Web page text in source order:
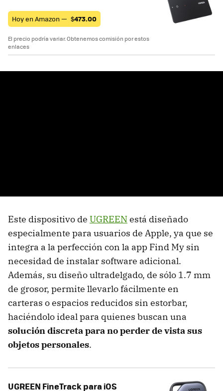
Hoy en Amazon — $473.00
El precio podría variar. Obtenemos comisión por estos
enlaces
Este dispositivo de UGREENestá diseñado
especialmente para usuarios de Apple, ya que se
integra a la perfección con la app Find My sin
necesidad de instalar software adicional.
Además, su diseño ultradelgado, de sólo 1.7 mm
de grosor, permite llevarlo fácilmente en
carteras o espacios reducidos sin estorbar,
haciéndolo ideal para quienes buscan una
solución discreta para no perder de vista sus
objetos personales.
UGREEN FineTrack para iOS